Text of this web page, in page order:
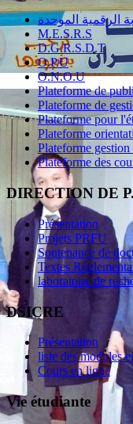
الرقمية الموحدة
M.E.S.R.S
D.G.R.S.D.T
O.P.U
O.N.O.U
Plateforme de
Plateforme de
Plateforme pour
Plateforme
Plateforme
Plateforme des
DIRECTION DE
Présentation
Projets PRFU
Soutenance de
Textes
laboratoire de
DSICRE
Présentation
liste des modules
Cours en ligne
Vie étudiante